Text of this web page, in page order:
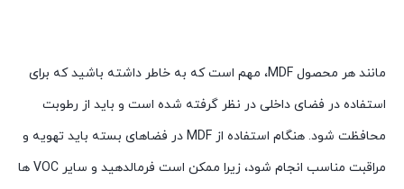
مانند هر محصول MDF، مهم است که به خاطر داشته باشید که برای
استفاده در فضای داخلی در نظر گرفته شده است و باید از رطوبت
محافظت شود. هنگام استفاده از MDF در فضاهای بسته باید تهویه و
مراقبت مناسب انجام شود، زیرا ممکن است فرمالدهید و سایر VOC ها